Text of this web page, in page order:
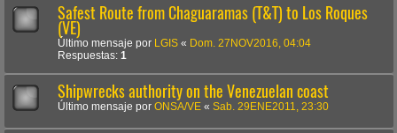
Safest Route from Chaguaramas (T&T) to Los Roques
(VE)
Último mensaje por LGIS « Dom. 27NOV2016, 04:04
Respuestas: 1
Shipwrecks authority on the Venezuelan coast
Último mensaje por ONSA/VE « Sab. 29ENE2011, 23:30